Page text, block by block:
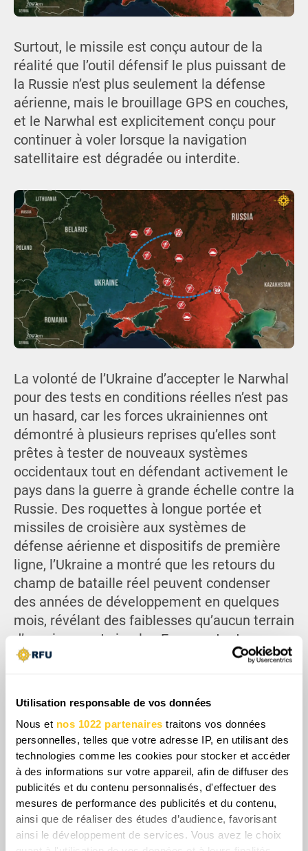
Utilisation responsable de vos données
Nous et nos 1022 partenaires traitons vos données
personnelles, telles que votre adresse IP, en utilisant des
technologies comme les cookies pour stocker et accéder
à des informations sur votre appareil, afin de diffuser des
publicités et du contenu personnalisés, d'effectuer des
mesures de performance des publicités et du contenu,
ainsi que de réaliser des études d’audience, favorisant
ainsi le développement de services. Vous avez le choix
Surtout, le missile est conçu autour de la
réalité que l’outil défensif le plus puissant de
la Russie n’est plus seulement la défense
aérienne, mais le brouillage GPS en couches,
et le Narwhal est explicitement conçu pour
continuer à voler lorsque la navigation
satellitaire est dégradée ou interdite.
La volonté de l’Ukraine d’accepter le Narwhal
pour des tests en conditions réelles n’est pas
un hasard, car les forces ukrainiennes ont
démontré à plusieurs reprises qu’elles sont
prêtes à tester de nouveaux systèmes
occidentaux tout en défendant activement le
pays dans la guerre à grande échelle contre la
Russie. Des roquettes à longue portée et
missiles de croisière aux systèmes de
défense aérienne et dispositifs de première
ligne, l’Ukraine a montré que les retours du
champ de bataille réel peuvent condenser
des années de développement en quelques
mois, révélant des faiblesses qu’aucun terrain
d’essai ne peut simuler. En acceptant
d’expérimenter le Narwhal en combat réel,
cibles russes afin de générer des retours pour
les développeurs tchèques.